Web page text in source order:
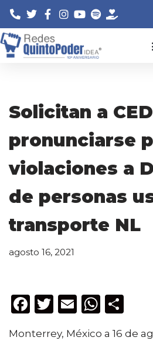
Saltar
al
Solicitan a
pronunciarse
violaciones a
de personas
transporte NL
agosto 16, 2021
F
c
T
it
E
ai
W
a
m
Monterrey, México a 16 de